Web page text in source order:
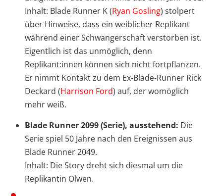
Inhalt: Blade Runner K (Ryan Gosling) stolpert
über Hinweise, dass ein weiblicher Replikant
während einer Schwangerschaft verstorben ist.
Eigentlich ist das unmöglich, denn
Replikant:innen können sich nicht fortpflanzen.
Er nimmt Kontakt zu dem Ex-Blade-Runner Rick
Deckard (Harrison Ford) auf, der womöglich
mehr weiß.
Blade Runner 2099 (Serie), ausstehend: Die
Serie spiel 50 Jahre nach den Ereignissen aus
Blade Runner 2049.
Inhalt: Die Story dreht sich diesmal um die
Replikantin Olwen.